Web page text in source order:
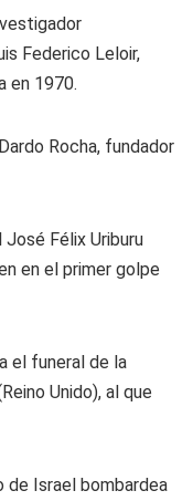
Federico Leloir,
en 1970.
Rocha, fundador
José Félix Uriburu
en el primer golpe
el funeral de la
Unido), al que
de Israel bombardea